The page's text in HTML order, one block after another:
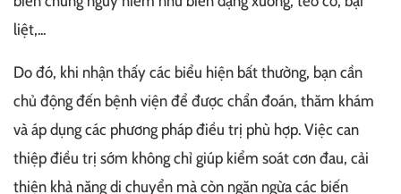
liệt,...
Do đó, khi nhận thấy các biểu hiện bất thường, bạn cần
chủ động đến bệnh viện để được chẩn đoán, thăm khám
và áp dụng các phương pháp điều trị phù hợp. Việc can
thiệp điều trị sớm không chỉ giúp kiểm soát cơn đau, cải
thiện khả năng di chuyển mà còn ngăn ngừa các biến